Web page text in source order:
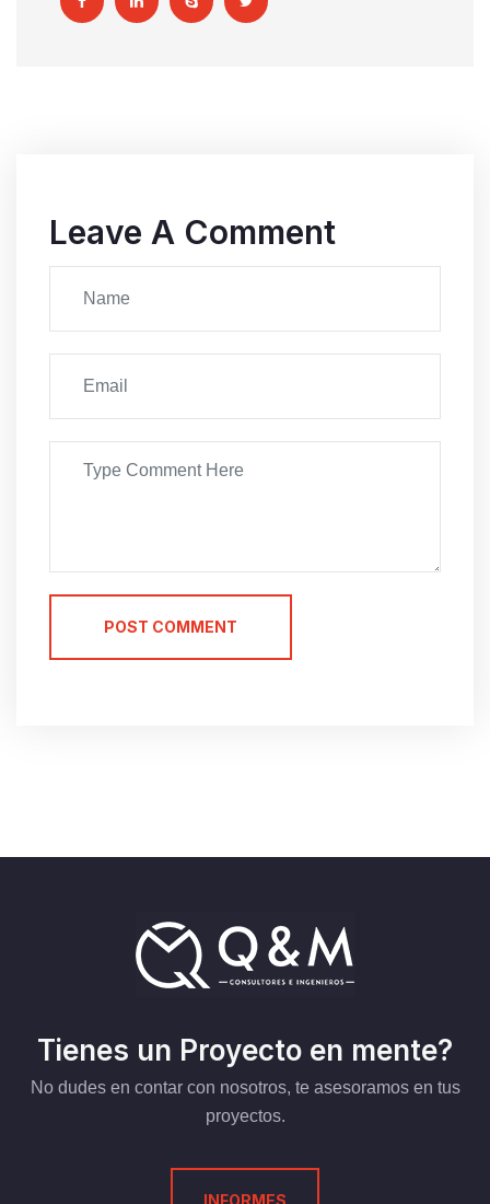
Leave A Comment
POST COMMENT
Tienes un Proyecto en mente?
No dudes en contar con nosotros, te asesoramos en tus
proyectos.